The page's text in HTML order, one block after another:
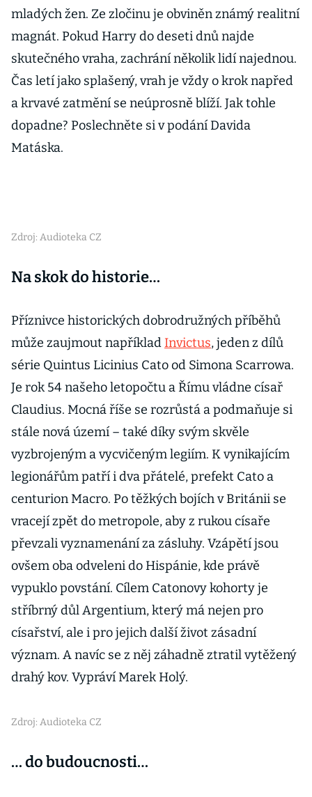
mladých žen. Ze zločinu je obviněn známý realitní
magnát. Pokud Harry do deseti dnů najde
skutečného vraha, zachrání několik lidí najednou.
Čas letí jako splašený, vrah je vždy o krok napřed
a krvavé zatmění se neúprosně blíží. Jak tohle
dopadne? Poslechněte si v podání Davida
Matáska.
Zdroj: Audioteka CZ
Na skok do historie…
Příznivce historických dobrodružných příběhů
může zaujmout například Invictus, jeden z dílů
série Quintus Licinius Cato od Simona Scarrowa.
Je rok 54 našeho letopočtu a Římu vládne císař
Claudius. Mocná říše se rozrůstá a podmaňuje si
stále nová území – také díky svým skvěle
vyzbrojeným a vycvičeným legiím. K vynikajícím
legionářům patří i dva přátelé, prefekt Cato a
centurion Macro. Po těžkých bojích v Británii se
vracejí zpět do metropole, aby z rukou císaře
převzali vyznamenání za zásluhy. Vzápětí jsou
ovšem oba odveleni do Hispánie, kde právě
vypuklo povstání. Cílem Catonovy kohorty je
stříbrný důl Argentium, který má nejen pro
císařství, ale i pro jejich další život zásadní
význam. A navíc se z něj záhadně ztratil vytěžený
drahý kov. Vypráví Marek Holý.
Zdroj: Audioteka CZ
… do budoucnosti…